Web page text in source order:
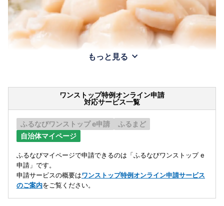
もっと見る
ワンストップ特例オンライン申請
対応サービス一覧
ふるなびワンストップ e申請
ふるまど
自治体マイページ
ふるなびマイページで申請できるのは「ふるなびワンストップ e
申請」です。
申請サービスの概要はワンストップ特例オンライン申請サービス
のご案内をご覧ください。